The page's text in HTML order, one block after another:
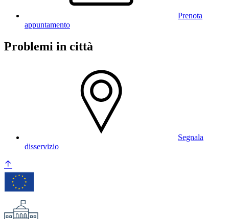
Prenota
appuntamento
Problemi in città
Segnala
disservizio